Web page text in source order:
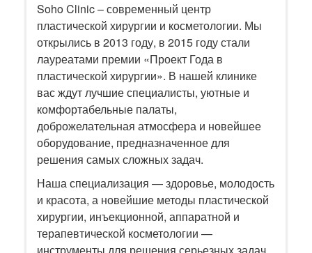
Soho Clinic – современный центр
пластической хирургии и косметологии. Мы
открылись в 2013 году, в 2015 году стали
лауреатами премии «Проект Года в
пластической хирургии». В нашей клинике
вас ждут лучшие специалисты, уютные и
комфортабельные палаты,
доброжелательная атмосфера и новейшее
оборудование, предназначенное для
решения самых сложных задач.
Наша специализация — здоровье, молодость
и красота, а новейшие методы пластической
хирургии, инъекционной, аппаратной и
терапевтической косметологии —